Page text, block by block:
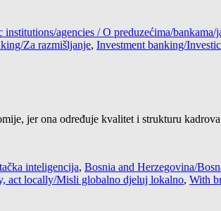
agencies / O preduzećima/bankama/
Za razmišljanje, Investment banking/
jer ona određuje kvalitet i strukturu
inteligencija, Bosnia and Herzegovina/
act locally/Misli globalno djeluj lokalno, With